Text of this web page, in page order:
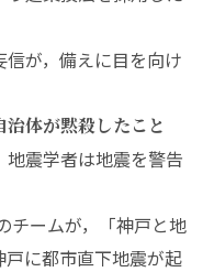
信が，備えに目を向け
体が黙殺したこと
震学者は地震を警告
チームが，「神戸と地
に都市直下地震が起